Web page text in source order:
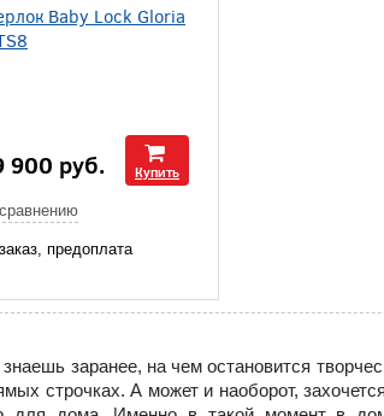
Baby Lock Gloria
900 руб. Купить
предоплата
заранее, на чем остановится
строчках. А может и наоборот,